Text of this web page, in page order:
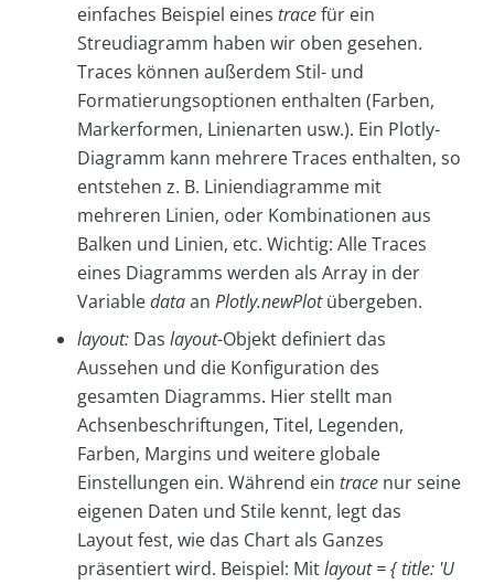
einfaches Beispiel eines tracefür ein
Streudiagramm haben wir oben gesehen.
Traces können außerdem Stil- und
Formatierungsoptionen enthalten (Farben,
Markerformen, Linienarten usw.). Ein Plotly-
Diagramm kann mehrere Traces enthalten, so
entstehen z. B. Liniendiagramme mit
mehreren Linien, oder Kombinationen aus
Balken und Linien, etc. Wichtig: Alle Traces
eines Diagramms werden als Array in der
Variabledataan Plotly.newPlotübergeben.
layout: Das layout-Objekt definiert das
Aussehen und die Konfiguration des
gesamten Diagramms. Hier stellt man
Achsenbeschriftungen, Titel, Legenden,
Farben, Margins und weitere globale
Einstellungen ein. Während ein trace nur seine
eigenen Daten und Stile kennt, legt das
Layout fest, wie das Chart als Ganzes
präsentiert wird. Beispiel: Mitlayout = { title: 'U